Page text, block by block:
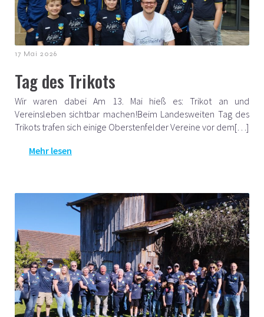
17 Mai 2026
Tag des Trikots
Wir waren dabei Am 13. Mai hieß es: Trikot an und
Vereinsleben sichtbar machen!Beim Landesweiten Tag des
Trikots trafen sich einige Oberstenfelder Vereine vor dem[…]
Mehr lesen